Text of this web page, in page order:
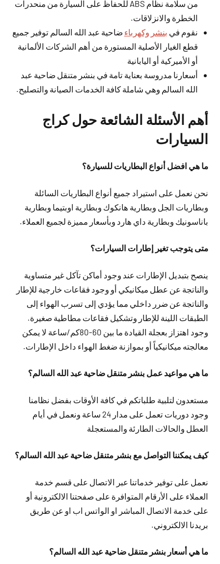
من سلامة نظام ABS للحفاظ على السيارة من منحدرات
الخطرة والانزلاقات.
نقوم في بنشر وكهرباء ضاحية عبد الله السالم توفير جميع
قطع الغيار الأصلية المستورة من أهم الشركات الألمانية
أو الأميركية أو اليابانية
أسعارنا مدروسة بعناية تامة في بنشر متنقل ضاحية عبد
الله السالم وهي شاملة كافة الخدمات الصيانة والتصليح.
أهم الأسئلة الشائعة حول كراج
السيارات
ما هي افضل أنواع البطاريات للسيارة؟
نحن نعمل على استيراد جميع أنواع البطاريات السائلة
وبطاريات الجل وبطارية هانكوك وبطارية اوبتيما وبطارية
باناسونيك وبطارية داي هارد وبأسعار مميزة لجميع العملاء.
متى يتوجب تغير إطارات السيارات؟
ينصح بتبديل الإطارات عند وجود أماكن تآكل غير متساوية
والناتجة عن عطل ميكانيكي أو وجود فقاعات خارجية للإطار
والناتجة عن ضرر داخلي مما يؤدي إلى تسرب الهواء إلى
الطبقات اللينة للإطار وتشكيل فقاعات مطاطية صغيرة.
وجود اهتزاز بعجلة القيادة ما بين 60-80كم/ساعة لا يمكن
معالجته ميكانيكياً أو بموازنة ضغط الهواء داخل الإطارات.
ما هي مواعيد عمل بنشر متنقل ضاحية عبد الله السالم؟
مستعدون لتلبية طلباتكم في كافة الأوقات بفضل نظامنا
وجود دوريات تعمل على مدار 24 ساعة ونعمل في أيام
العطل والحالات الطارئة والمستعجلة
كيف يمكننا التواصل مع بنشر متنقل ضاحية عبد الله السالم؟
نعمل على توفير خدماتنا عبر الاتصال على قسم خدمة
العملاء على الأرقام المتوافرة على صفحتنا الالكترونية أو
على خدمة الاتصال المباشر او الواتس اب او عن طريق
بريدنا الالكتروني.
ما هي أسعار بنشر متنقل ضاحية عبد الله السالم؟